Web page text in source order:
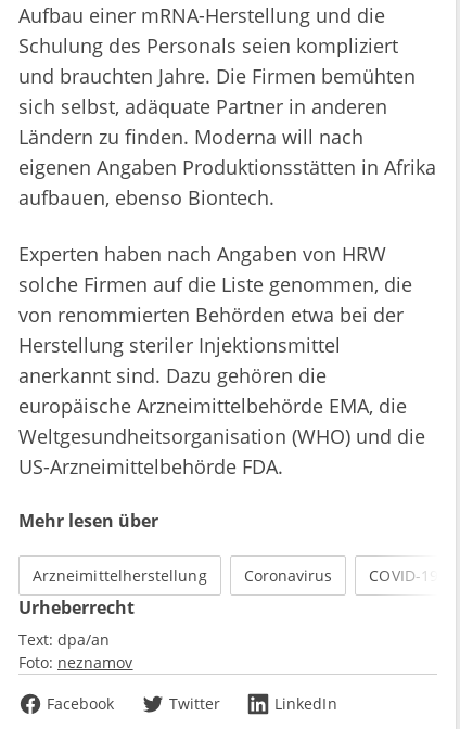
Aufbau einer mRNA-Herstellung und die
Schulung des Personals seien kompliziert
und brauchten Jahre. Die Firmen bemühten
sich selbst, adäquate Partner in anderen
Ländern zu finden. Moderna will nach
eigenen Angaben Produktionsstätten in Afrika
aufbauen, ebenso Biontech.
Experten haben nach Angaben von HRW
solche Firmen auf die Liste genommen, die
von renommierten Behörden etwa bei der
Herstellung steriler Injektionsmittel
anerkannt sind. Dazu gehören die
europäische Arzneimittelbehörde EMA, die
Weltgesundheitsorganisation (WHO) und die
US-Arzneimittelbehörde FDA.
Mehr lesen über
Arzneimittelherstellung Coronavirus COVID-19
Urheberrecht
Text: dpa/an
Foto: neznamov
Facebook
Twitter LinkedIn